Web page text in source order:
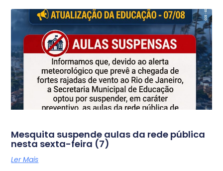
Mesquita suspende aulas da rede pública
nesta sexta-feira (7)
Ler Mais